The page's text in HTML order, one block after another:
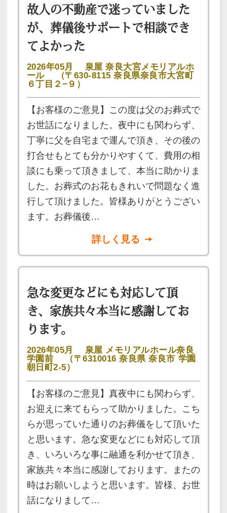
故人の不動産で迷っていました
が、葬儀後サポートで相談でき
てよかった
2026年05月
泉屋 奈良大宮メモリアルホ
ール
（〒630-8115 奈良県奈良市大宮町
６丁目２−９）
【お客様のご意見】この度は父のお葬式で
お世話になりました。夜中にも関わらず、
丁寧に父を自宅まで運んで頂き、その後の
打合せもとても分かりやすくて、費用の相
談にも乗って頂きまして、本当に助かりま
した。お葬式のお花もきれいで問題なく進
行して頂けました。皆様ありがとうござい
ます。お葬儀後…
詳しく見る
急な変更などにも対応して頂
き、家族共々本当に感謝してお
ります。
2026年05月
泉屋 メモリアルホール奈良
学園前
（〒6310016 奈良県 奈良市 学園
朝日町2-5）
【お客様のご意見】真夜中にも関わらず、
お迎えに来てもらって助かりました。こち
らが思っていた通りのお葬儀をして頂いた
と思います。急な変更などにも対応して頂
き、いろいろな事に融通を利かせて頂き、
家族共々本当に感謝しております。またの
時はお願いしようと思います。皆様、お世
話になりまして…